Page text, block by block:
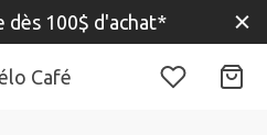
dès 100$ d'achat*